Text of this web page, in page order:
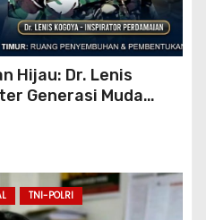
Hijau: Dr. Lenis
Generasi Muda
TNI-POLRI